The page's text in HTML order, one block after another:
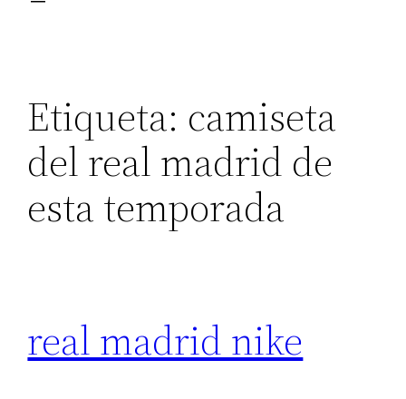
Etiqueta: camiseta
del real madrid de
esta temporada
real madrid nike